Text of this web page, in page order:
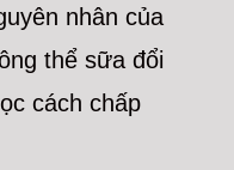
nhân của
thể sữa đổi
cách chấp